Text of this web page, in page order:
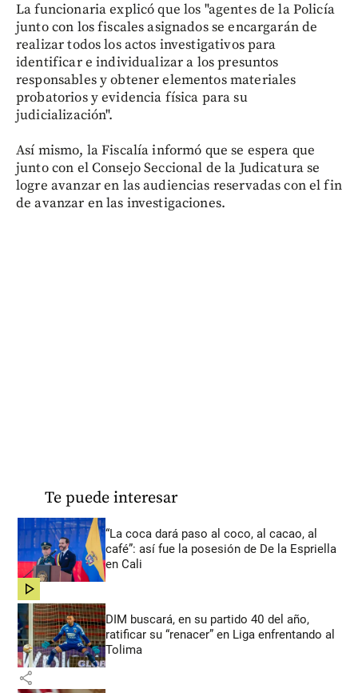
La funcionaria explicó que los "agentes de la Policía
junto con los fiscales asignados se encargarán de
realizar todos los actos investigativos para
identificar e individualizar a los presuntos
responsables y obtener elementos materiales
probatorios y evidencia física para su
judicialización".
Así mismo, la Fiscalía informó que se espera que
junto con el Consejo Seccional de la Judicatura se
logre avanzar en las audiencias reservadas con el fin
de avanzar en las investigaciones.
Te puede interesar
“La coca dará paso al coco, al cacao, al
café”: así fue la posesión de De la Espriella
en Cali
share
DIM buscará, en su partido 40 del año,
ratificar su “renacer” en Liga enfrentando al
Tolima
share